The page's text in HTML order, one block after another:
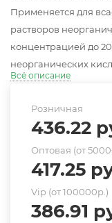
Применяется для
растворов
концентрацией до
неорганических
Всё описание
Розничная
436.22
Оптовая (от
417.25
Vip (от 100000р.)
386.91